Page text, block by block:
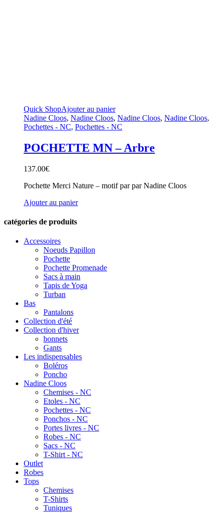
Quick ShopAjouter au panier
Nadine Cloos, Nadine Cloos, Nadine Cloos, Nadine Cloos,
Pochettes - NC, Pochettes - NC
POCHETTE MN – Arbre
137.00€
Pochette Merci Nature – motif par par Nadine Cloos
Ajouter au panier
catégories de produits
Accessoires
Noeuds Papillon
Pochette
Pochette Promenade
Sacs à main
Tapis de Yoga
Turban
Bas
Pantalons
Collection d'été
Collection d'hiver
bonnets
Gants
Les indispensables
Boléros
Poncho
Nadine Cloos
Chemises - NC
Etoles - NC
Pochettes - NC
Ponchos - NC
Portes livres - NC
Robes - NC
Sacs - NC
T-Shirt - NC
Outlet
Robes
Tops
Chemises
T-Shirts
Tuniques